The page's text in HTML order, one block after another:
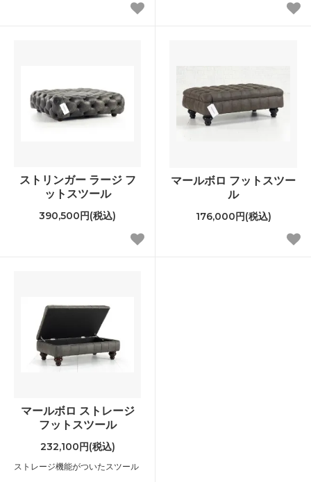
ストリンガー ラージ フ
ットスツール
390,500円(税込)
マールボロ フットスツー
ル
176,000円(税込)
マールボロ ストレージ
フットスツール
232,100円(税込)
ストレージ機能がついたスツール